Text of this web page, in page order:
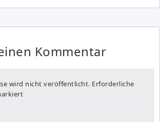
Kommentar
wird nicht veröffentlicht. Erforderliche